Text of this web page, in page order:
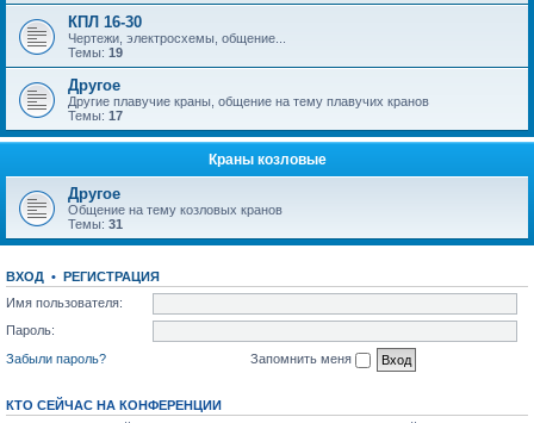
КПЛ 16-30
Чертежи, электросхемы, общение...
Темы: 19
Другое
Другие плавучие краны, общение на тему плавучих кранов
Темы: 17
Краны козловые
Другое
Общение на тему козловых кранов
Темы: 31
ВХОД • РЕГИСТРАЦИЯ
Имя пользователя:
Пароль:
Забыли пароль?
Запомнить меня
КТО СЕЙЧАС НА КОНФЕРЕНЦИИ